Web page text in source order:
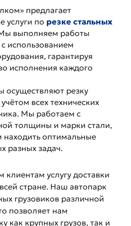
предлагает
услуги по резке стальных
выполняем работы
использованием
гарантируя
исполнения каждого
осуществляют резку
всех технических
Мы работаем с
толщины и марки стали,
находить оптимальные
разных задач.
услугу доставки
стране. Наш автопарк
грузовиков различной
позволяет нам
как крупных грузов, так и